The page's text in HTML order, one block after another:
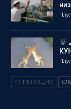
ПРЕТХОДНО